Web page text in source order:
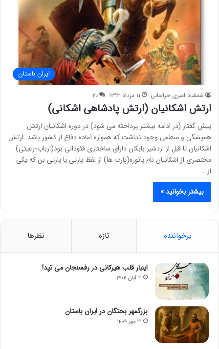
ایران باستان
شمشاد امیری خراسانی ۱۱ مرداد ۱۳۹۳ ۲۰
ارتش اشکانیان (ارتش پادشاهی اشکانی)
پیش گفتار (در ادامه بیشتر پرداخته می شود) در دوره اشکانیان ارتش
همیشگی و منظمی وجود نداشت که همواره آماده دفاع از کشور باشد. ارتش
اشکانیان تا قبل از اردشیر بابکان دارای ساختاری فئودالی بود(ارباب-رعیتی)
مختصری از اشکانیان نام پاثوره(پارت ها) از لفظ پارتی یا پارتی بن که یکی
از…
بیشتر بخوانید »
پرخواننده تازه نظرها
اینبار قلب هیرکانی در رفسنجان می تپد!
۱۱ آبان ۱۴۰۴
بزرگمهر بختگان در ایران باستان
۲۱ مهر ۱۴۰۴